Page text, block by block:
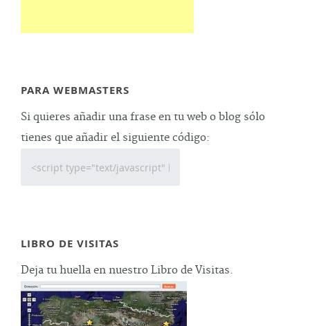
PARA WEBMASTERS
Si quieres añadir una frase en tu web o blog sólo
tienes que añadir el siguiente código:
LIBRO DE VISITAS
Deja tu huella en nuestro Libro de Visitas.